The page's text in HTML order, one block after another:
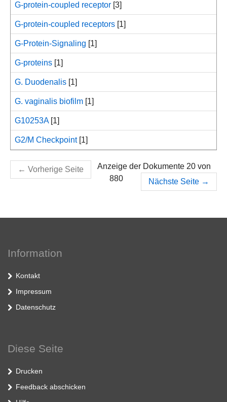
G-protein-coupled receptor [3]
G-protein-coupled receptors [1]
G-Protein-Signaling [1]
G-proteins [1]
G. Duodenalis [1]
G. vaginalis biofilm [1]
G10253A[1]
G2/M Checkpoint[1]
← Vorherige Seite
Anzeige der Dokumente 20 von
880
Nächste Seite →
Information
Kontakt
Impressum
Datenschutz
Diese Seite
Drucken
Feedback abschicken